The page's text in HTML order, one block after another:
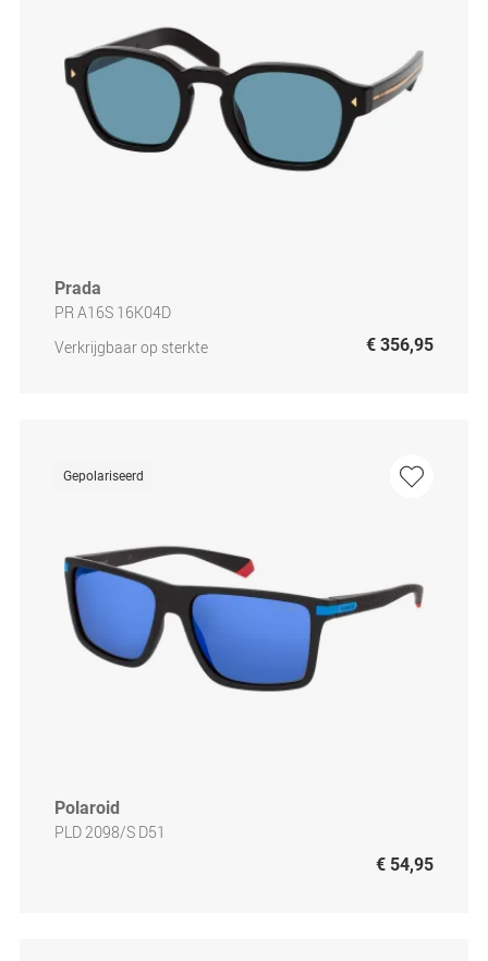
Prada
PR A16S 16K04D
Verkrijgbaar op sterkte
€ 356,95
Gepolariseerd
Polaroid
PLD 2098/S D51
€ 54,95